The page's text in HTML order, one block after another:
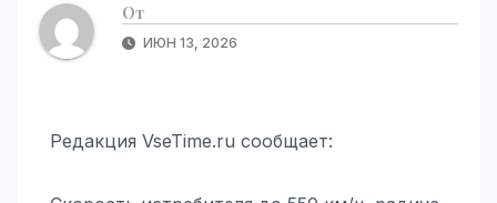
От
ИЮН 13, 2026
Редакция VseTime.ru сообщает: